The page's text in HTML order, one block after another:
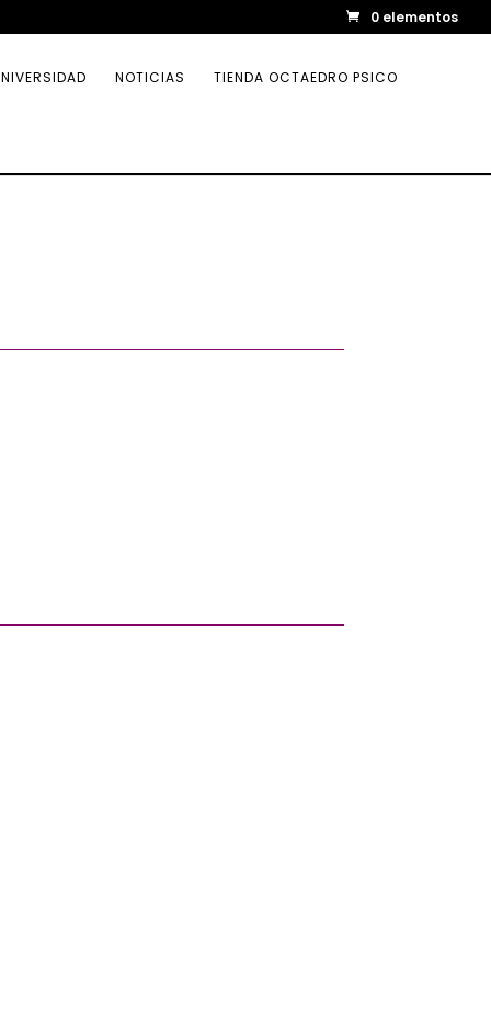
0 elementos
NOTICIAS TIENDA OCTAEDRO PSICO